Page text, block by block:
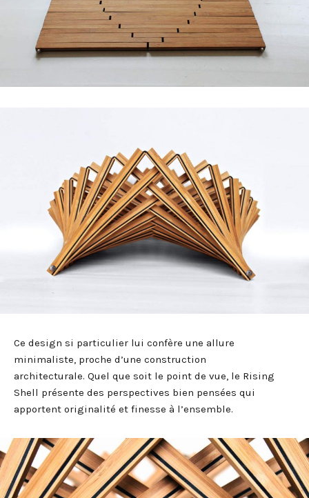
Ce design si particulier lui confère une allure
minimaliste, proche d’une construction
architecturale. Quel que soit le point de vue, le Rising
Shell présente des perspectives bien pensées qui
apportent originalité et finesse à l’ensemble.